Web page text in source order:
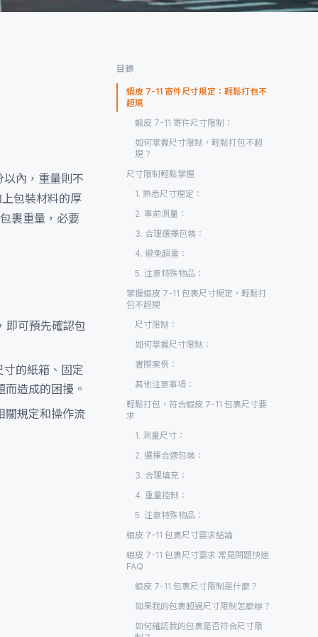
內，重量則不
包裝材料的厚
裹重量，必要
即可預先確認包
的紙箱、固定
造成的困擾。
關規定和操作流
目錄
蝦皮 7-11 寄件尺寸規定：輕鬆打包不
超規
蝦皮 7-11 寄件尺寸限制：
如何掌握尺寸限制，輕鬆打包不超
規？
尺寸限制輕鬆掌握
1. 熟悉尺寸規定：
2. 事前測量：
3. 合理選擇包裝：
4. 避免超重：
5. 注意特殊物品：
掌握蝦皮 7-11 包裹尺寸規定，輕鬆打
包不超規
尺寸限制：
如何掌握尺寸限制：
實際案例：
其他注意事項：
輕鬆打包，符合蝦皮 7-11 包裹尺寸要
求
1. 測量尺寸：
2. 選擇合適包裝：
3. 合理填充：
4. 重量控制：
5. 注意特殊物品：
蝦皮 7-11 包裹尺寸要求結論
蝦皮 7-11 包裹尺寸要求 常見問題快速
FAQ
蝦皮 7-11 包裹尺寸限制是什麼？
如果我的包裹超過尺寸限制怎麼辦？
如何確認我的包裹是否符合尺寸限